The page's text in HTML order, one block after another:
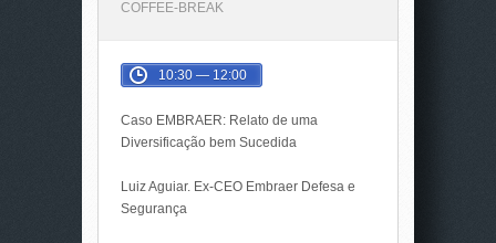
COFFEE-BREAK
10:30 — 12:00
Caso EMBRAER: Relato de uma
Diversificação bem Sucedida
Luiz Aguiar. Ex-CEO Embraer Defesa e
Segurança